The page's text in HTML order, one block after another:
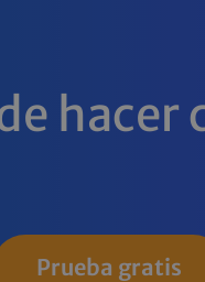
Prueba gratis